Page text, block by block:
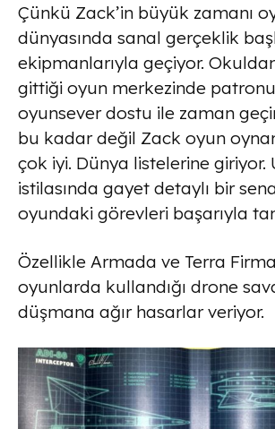
Çünkü Zack’in büyük zamanı
dünyasında sanal gerçeklik
ekipmanlarıyla geçiyor. Okuldan
gittiği oyun merkezinde
oyunsever dostu ile zaman
bu kadar değil Zack oyun
çok iyi. Dünya listelerine giriyor.
istilasında gayet detaylı bir
oyundaki görevleri başarıyla
Özellikle Armada ve Terra
oyunlarda kullandığı drone
düşmana ağır hasarlar veriyor.